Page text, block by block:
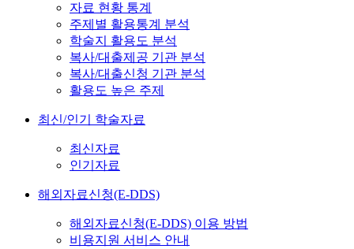
자료 현황 통계
주제별 활용통계 분석
학술지 활용도 분석
복사/대출제공 기관 분석
복사/대출신청 기관 분석
활용도 높은 주제
최신/인기 학술자료
최신자료
인기자료
해외자료신청(E-DDS)
해외자료신청(E-DDS) 이용 방법
비용지원 서비스 안내